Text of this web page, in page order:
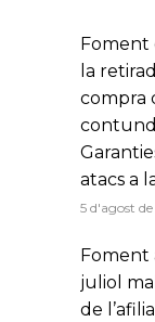
Foment
la
compra
atacs a
5 d'agost
juliol
de